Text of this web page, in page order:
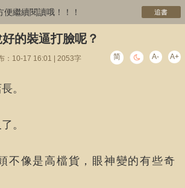
繼續閱讀哦！！！ 追書
的裝逼打臉呢？
：10-17 16:01 | 2053字 简 A- A+
。
。
不像是高檔貨，眼神變的有些奇